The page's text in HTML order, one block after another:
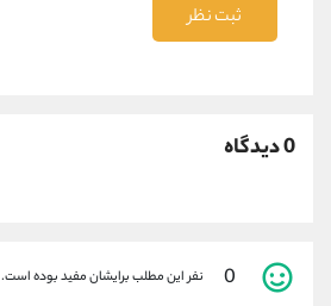
ثبت نظر
0 دیدگاه
0 نفر این مطلب برایشان مفید بوده است.